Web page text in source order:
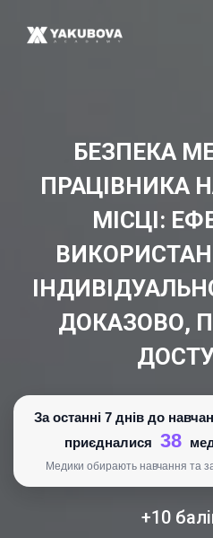
БЕЗПЕКА
ПРАЦІВНИКА
МІСЦІ:
ДОКАЗОВО,
За останні 7 днів до
приєдналися 38
Медики обирають навчання та
+10